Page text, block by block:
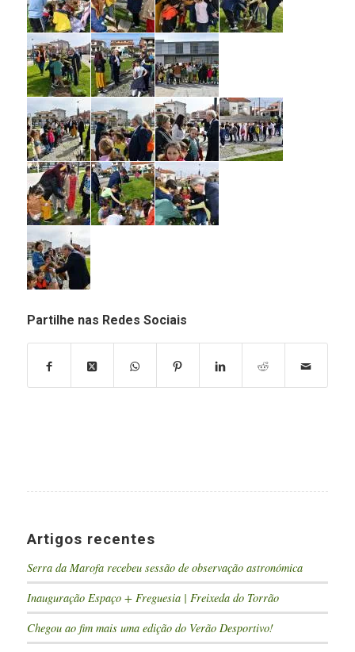
Partilhe nas Redes Sociais
Artigos recentes
Serra da Marofa recebeu sessão de observação astronómica
Inauguração Espaço + Freguesia | Freixeda do Torrão
Chegou ao fim mais uma edição do Verão Desportivo!